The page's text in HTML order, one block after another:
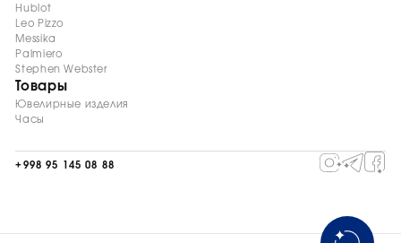
Hublot
Leo Pizzo
Messika
Palmiero
Stephen Webster
Товары
Ювелирные изделия
Часы
+998 95 145 08 88